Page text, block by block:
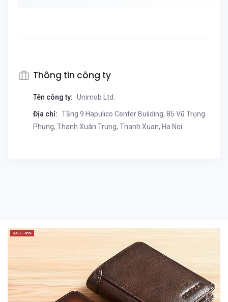
Thông tin công ty
Tên công ty: Unimob Ltd.
Địa chỉ: Tầng 9 Hapulico Center Building, 85 Vũ Trọng
Phụng, Thanh Xuân Trung, Thanh Xuan, Ha Noi
SALE -45%